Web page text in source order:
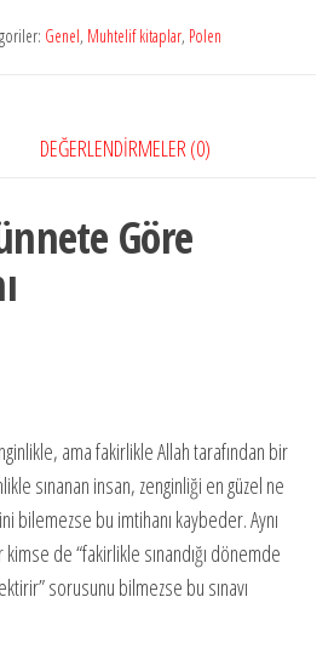
Genel, Muhtelif kitaplar, Polen
DEĞERLENDIRMELER (0)
Göre
ama fakirlikle Allah tarafından bir
sınanan insan, zenginliği en güzel ne
bilemezse bu imtihanı kaybeder. Aynı
de “fakirlikle sınandığı dönemde
sorusunu bilmezse bu sınavı